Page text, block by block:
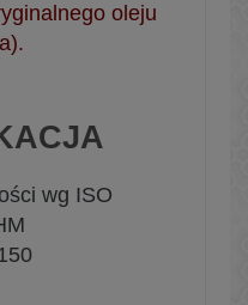
oleju
wg ISO